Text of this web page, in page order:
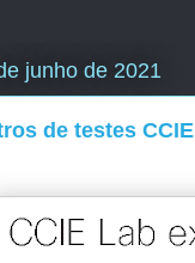
junho de 2021
de testes CCIE